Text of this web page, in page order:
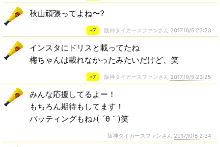
秋山頑張ってよね〜?
+7 阪神タイガースファンさん 2017,10/5 23:23
インスタにドリスと載ってたね
梅ちゃんは載れなかったみたいだけど、笑
+7 阪神タイガースファンさん 2017,10/5 23:25
みんな応援してるよー！
もちろん期待もしてます！
バッティングもね♪( ´θ｀)笑
阪神タイガースファンさん 2017,10/6 2:34